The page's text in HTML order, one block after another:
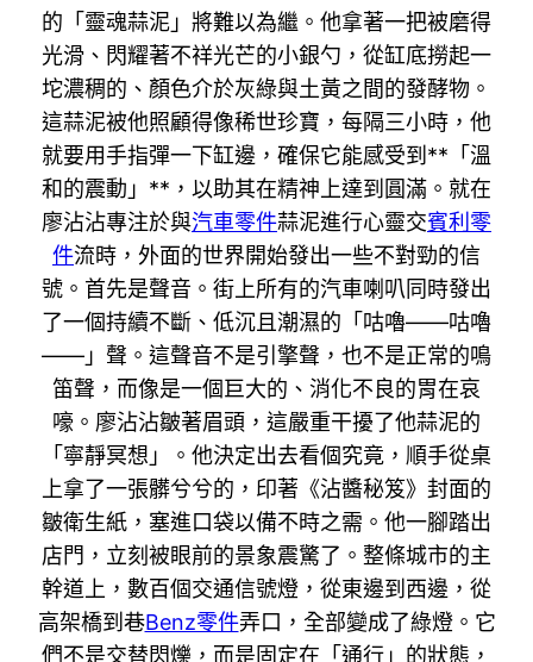
的「靈魂蒜泥」將難以為繼。他拿著一把被磨得
光滑、閃耀著不祥光芒的小銀勺，從缸底撈起一
坨濃稠的、顏色介於灰綠與土黃之間的發酵物。
這蒜泥被他照顧得像稀世珍寶，每隔三小時，他
就要用手指彈一下缸邊，確保它能感受到**「溫
和的震動」**，以助其在精神上達到圓滿。就在
廖沾沾專注於與汽車零件蒜泥進行心靈交賓利零
件流時，外面的世界開始發出一些不對勁的信
號。首先是聲音。街上所有的汽車喇叭同時發出
了一個持續不斷、低沉且潮濕的「咕嚕——咕嚕
——」聲。這聲音不是引擎聲，也不是正常的鳴
笛聲，而像是一個巨大的、消化不良的胃在哀
嚎。廖沾沾皺著眉頭，這嚴重干擾了他蒜泥的
「寧靜冥想」。他決定出去看個究竟，順手從桌
上拿了一張髒兮兮的，印著《沾醬秘笈》封面的
皺衛生紙，塞進口袋以備不時之需。他一腳踏出
店門，立刻被眼前的景象震驚了。整條城市的主
幹道上，數百個交通信號燈，從東邊到西邊，從
高架橋到巷Benz零件弄口，全部變成了綠燈。它
們不是交替閃爍，而是固定在「通行」的狀態，